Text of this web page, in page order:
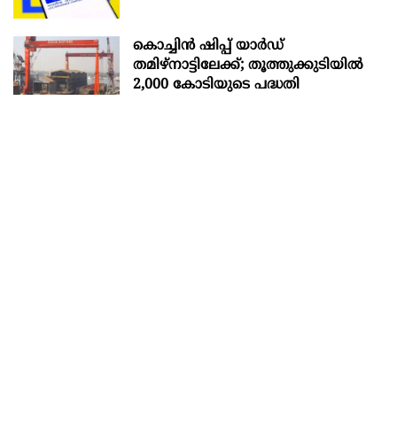
കൊച്ചിന്‍ ഷിപ്പ് യാർഡ്
തമിഴ്നാട്ടിലേക്ക്; തൂത്തുക്കുടിയിൽ
2,000 കോടിയുടെ പദ്ധതി